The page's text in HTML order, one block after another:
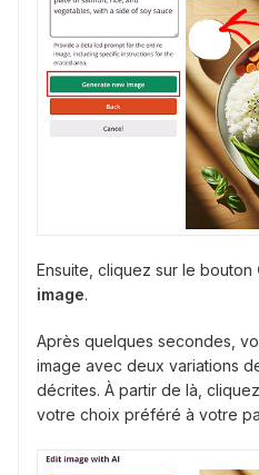
Ensuite, cliquez sur le bouton
image.
Après quelques secondes,
image avec deux variations
décrites. À partir de là,
votre choix préféré à votre